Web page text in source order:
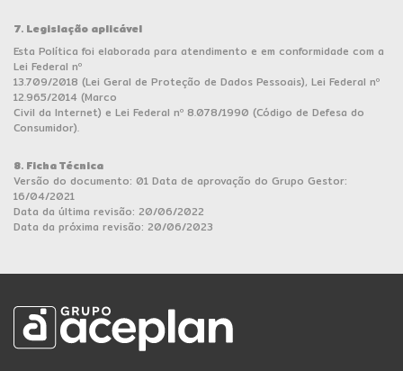
7. Legislação aplicável
Esta Política foi elaborada para atendimento e em conformidade com a
Lei Federal nº
13.709/2018 (Lei Geral de Proteção de Dados Pessoais), Lei Federal nº
12.965/2014 (Marco
Civil da Internet) e Lei Federal nº 8.078/1990 (Código de Defesa do
Consumidor).
8. Ficha Técnica
Versão do documento: 01 Data de aprovação do Grupo Gestor:
16/04/2021
Data da última revisão: 20/06/2022
Data da próxima revisão: 20/06/2023